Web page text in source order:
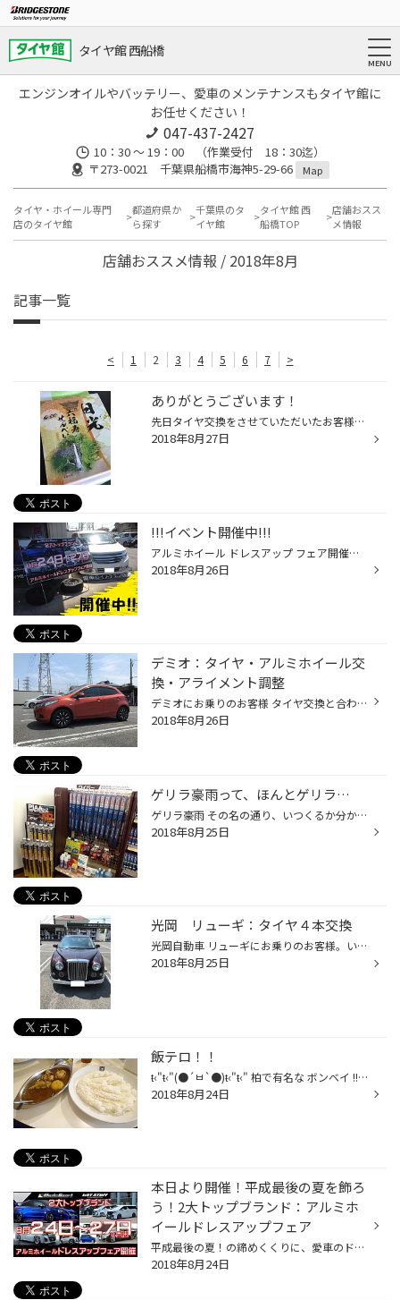
タイヤ館 西船橋
エンジンオイルやバッテリー、愛車のメンテナンスもタイヤ館に
お任せください！
047-437-2427
10：30 ～ 19：00 （作業受付 18：30迄）
〒273-0021 千葉県船橋市海神5-29-66
Map
タイヤ・ホイール専門
店のタイヤ館
都道府県か
ら探す
千葉県のタ
イヤ館
タイヤ館 西
船橋TOP
店舗おスス
メ情報
店舗おススメ情報 / 2018年8月
記事一覧
< 1 2 3 4 5 6 7 >
ありがとうございます！
先日タイヤ交換をさせていただいたお客様。 帰省・お出掛け前という事で作業をさせていただいたのですが、その後の点検でご来店していただきました。 「おかげさまで安心してドライブできました～」と、いうご報告とともにわざわざ差し入れ・お土産まで！！！ 何だか申し訳ないですね～本当に有り難...
2018年8月27日
!!!イベント開催中!!!
アルミホイール ドレスアップ フェア開催中！ こんなホイールとか、こんなホイールとか・・・ こ～んなホイールも展示してます！ ホイール模擬装着もやってます！ 写真だけだとイメージが掴みにくかったり、本当に合うのかなぁ？ なーんて、思ったりしますよね。 実際に装着して見ることが出来れば...
2018年8月26日
デミオ：タイヤ・アルミホイール交
換・アライメント調整
デミオにお乗りのお客様 タイヤ交換と合わせてアルミホイールもセットで交換させていただきました。 もともとアルミホイールを装着されていましたが、ホイールのリム部分だけでなくディスク部分まで傷が入っていました。 さすがにブレの原因になります。 またセンター部分はしっかり溝が残っていま...
2018年8月26日
ゲリラ豪雨って、ほんとゲリラ…
ゲリラ豪雨 その名の通り、いつくるか分からないから困っちゃうのですが、運転中に急にフロントガラスに叩きつけられる雨には吃驚しますねー(´_｀;) そんなときに限ってワイパーの拭き取りが悪いことに気付いたりするケースが多いかと思います。 フロントガラスを拭き取るためのワイパーもゴム製品...
2018年8月25日
光岡 リューギ：タイヤ４本交換
光岡自動車 リューギにお乗りのお客様。いつも当店をご贔屓していただきましてありがとうございます！ このたびはタイヤ交換をさせていただきました！ クラッシックの外観に反して中身はなんとハイブリッド車！ タイヤ交換に困ったら、ぜひタイヤ館に西船橋店へお任せください！
2018年8月25日
飯テロ！！
ŧ‹"ŧ‹"(●´ㅂ`●)ŧ‹"ŧ‹" 柏で有名な ボンベイ !! の、本店。 休みの日に行って参りました★ 同じく柏にボンベイカフェ、松戸駅近くにも店舗は有りますが、 やはり一度は本店で食してみたいと思うもの！ チキンカレー サラサラなルーに、かために炊いたお米がよく合います（月並み） 美味しいですよ－！...
2018年8月24日
本日より開催！平成最後の夏を飾ろ
う！2大トップブランド：アルミホ
イールドレスアップフェア
平成最後の夏！の締めくくりに、愛車のドレスアップを♪ 日本の数あるホイールメーカーの中からトップブランドメーカーを選りすぐり、ドレスアップフェアを開催いたします！GTにも参戦する日本を代表するホイールメーカー：WEDSラージクラスミニバンや高級セダンの足元を飾るシュティッヒ・トラフィ...
2018年8月24日